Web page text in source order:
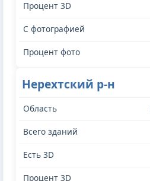
Нерехтский р-н